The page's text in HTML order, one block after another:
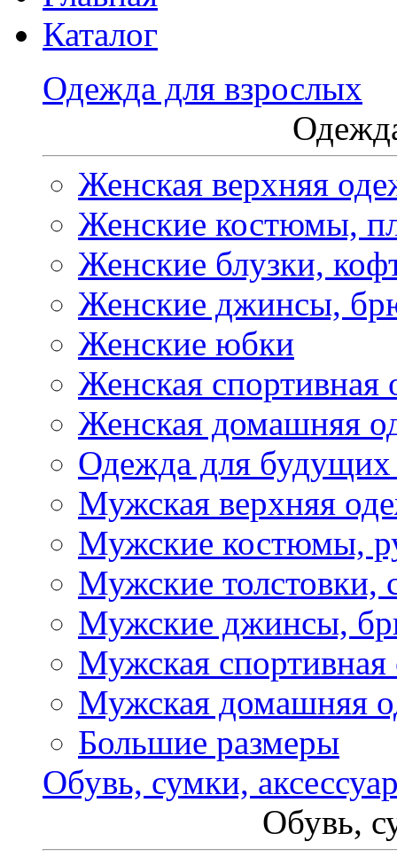
Каталог
Одежда для взрослых
Женская верхняя
Женские костюмы,
Женские блузки,
Женские джинсы,
Женские юбки
Женская спортивная
Женская домашняя
Одежда для
Мужская верхняя
Мужские костюмы,
Мужские толстовки,
Мужские джинсы,
Мужская спортивная
Мужская домашняя
Большие размеры
Обувь, сумки,
Обувь,